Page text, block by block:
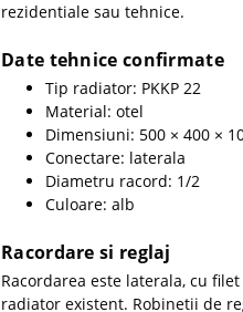
rezidentiale sau tehnice.
Date tehnice confirmate
Tip radiator: PKKP 22
Material: otel
Dimensiuni: 500 × 400 ×
Conectare: laterala
Diametru racord: 1/2
Culoare: alb
Racordare si reglaj
Racordarea este laterala, cu
radiator existent. Robinetii de